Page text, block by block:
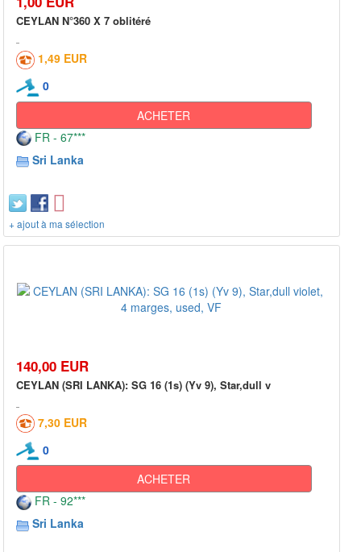
CEYLAN N°360 X 7 oblitéré
1,49 EUR
0
ACHETER
FR - 67***
Sri Lanka
+ ajout à ma sélection
140,00 EUR
CEYLAN (SRI LANKA): SG 16 (1s) (Yv 9), Star,dull v
7,30 EUR
0
ACHETER
FR - 92***
Sri Lanka